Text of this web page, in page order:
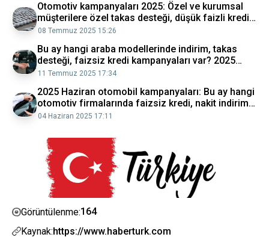
Otomotiv kampanyaları 2025: Özel ve kurumsal
müşterilere özel takas desteği, düşük faizli kredi,
nakit indirimi kampanyaları
08 Temmuz 2025 15:26
Bu ay hangi araba modellerinde indirim, takas
desteği, faizsiz kredi kampanyaları var? 2025
Temmuz otomotiv kampanyaları
11 Temmuz 2025 17:34
2025 Haziran otomobil kampanyaları: Bu ay hangi
otomotiv firmalarında faizsiz kredi, nakit indirimi,
takas desteği kampanyası var?
04 Haziran 2025 17:11
Görüntülenme:164
Kaynak:https://www.haberturk.com